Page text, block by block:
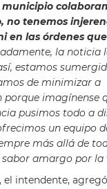
municipio
no tenemos
en las órdenes
la noticia
estamos
de minimizar a
porque imagínense
pusimos todo a
un equipo
más allá de
amargo por la
el intendente,